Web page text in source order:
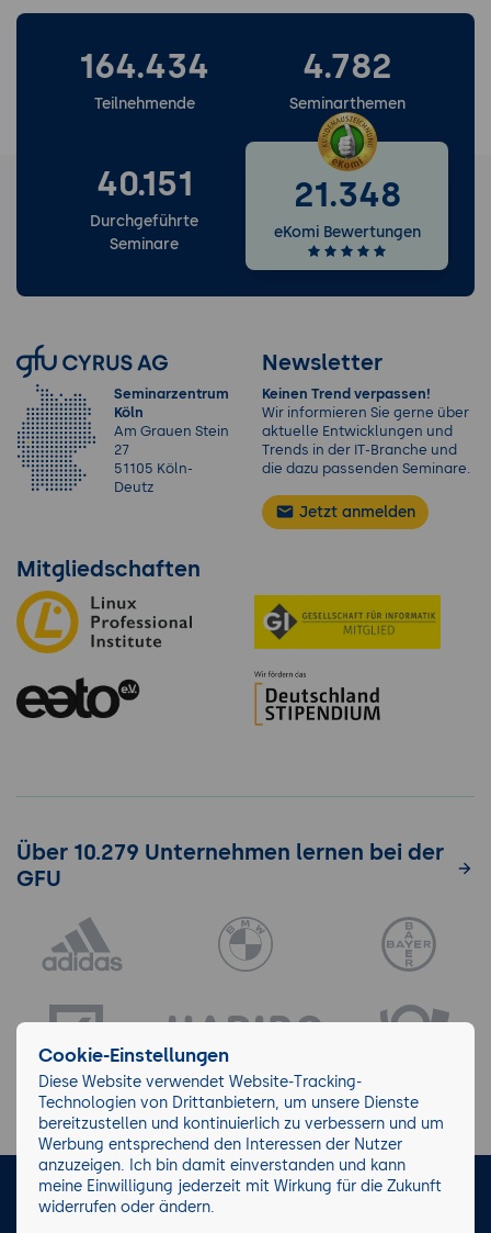
164.434
Teilnehmende
4.782
Seminarthemen
40.151
Durchgeführte
Seminare
21.348
eKomi Bewertungen
Seminarzentrum
Köln
Am Grauen Stein
27
51105 Köln-
Deutz
Newsletter
Keinen Trend verpassen!
Wir informieren Sie gerne über
aktuelle Entwicklungen und
Trends in der IT-Branche und
die dazu passenden Seminare.
Jetzt anmelden
Mitgliedschaften
Über 10.279 Unternehmen lernen bei der
GFU
LinkedIn Facebook
Cookie-Einstellungen
Diese Website verwendet Website-Tracking-
Technologien von Drittanbietern, um unsere Dienste
bereitzustellen und kontinuierlich zu verbessern und um
Werbung entsprechend den Interessen der Nutzer
anzuzeigen. Ich bin damit einverstanden und kann
meine Einwilligung jederzeit mit Wirkung für die Zukunft
widerrufen oder ändern.